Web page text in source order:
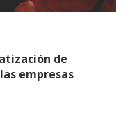
de
empresas